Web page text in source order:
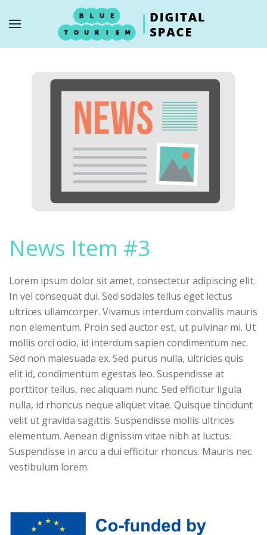
Skip to main content
News Item #3
Lorem ipsum dolor sit amet, consectetur adipiscing elit.
In vel consequat dui. Sed sodales tellus eget lectus
ultrices ullamcorper. Vivamus interdum convallis mauris
non elementum. Proin sed auctor est, ut pulvinar mi. Ut
mollis orci odio, id interdum sapien condimentum nec.
Sed non malesuada ex. Sed purus nulla, ultricies quis
elit id, condimentum egestas leo. Suspendisse at
porttitor tellus, nec aliquam nunc. Sed efficitur ligula
nulla, id rhoncus neque aliquet vitae. Quisque tincidunt
velit ut gravida sagittis. Suspendisse mollis ultrices
elementum. Aenean dignissim vitae nibh at luctus.
Suspendisse in arcu a dui efficitur rhoncus. Mauris nec
vestibulum lorem.